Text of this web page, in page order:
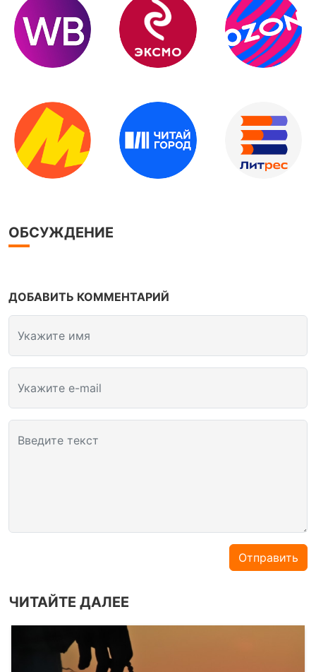
ОБСУЖДЕНИЕ
ДОБАВИТЬ КОММЕНТАРИЙ
Укажите имя
Укажите e-mail
Введите текст
Отправить
ЧИТАЙТЕ ДАЛЕЕ